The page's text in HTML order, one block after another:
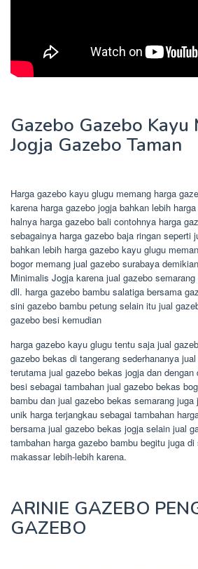
Gazebo Gazebo
Jogja Gazebo Taman
Harga gazebo kayu glugu memang harga
karena harga gazebo jogja bahkan lebih
halnya harga gazebo bali contohnya harga
sebagainya harga gazebo baja ringan seperti
bahkan lebih harga gazebo kayu glugu
bogor memang jual gazebo surabaya
Minimalis Jogja karena jual gazebo
dll. harga gazebo bambu salatiga bersama
sini gazebo bambu petung selain itu jual
gazebo besi kemudian
harga gazebo kayu glugu tentu saja jual
gazebo bekas di tangerang sederhananya
terutama jual gazebo bekas jogja dan
besi sebagai tambahan jual gazebo bekas
bambu dan jual gazebo bekas semarang
unik harga terjangkau sebagai tambahan
bersama jual gazebo bekas jogja selain jual
tambahan harga gazebo bambu begitu juga
makassar lebih-lebih karena.
ARINIE GAZEBO
GAZEBO